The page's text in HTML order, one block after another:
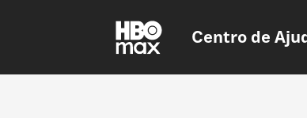
Centro de